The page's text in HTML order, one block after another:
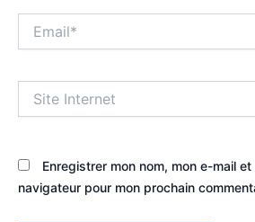
Internet
Enregistrer mon nom, mon e-mail
navigateur pour mon prochain